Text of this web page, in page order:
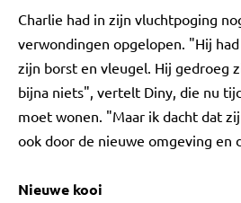
Charlie had in zijn vluchtpoging
verwondingen opgelopen. "Hij
zijn borst en vleugel. Hij gedroeg
bijna niets", vertelt Diny, die nu
moet wonen. "Maar ik dacht dat
ook door de nieuwe omgeving en
Nieuwe kooi